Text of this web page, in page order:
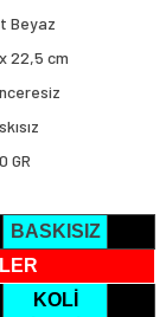
Beyaz
22,5 cm
GR
BASKISIZ
KOLİ